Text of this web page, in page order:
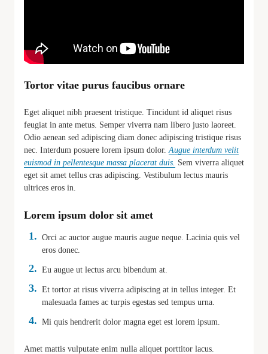
Tortor vitae purus faucibus ornare
Eget aliquet nibh praesent tristique. Tincidunt id aliquet risus
feugiat in ante metus. Semper viverra nam libero justo laoreet.
Odio aenean sed adipiscing diam donec adipiscing tristique risus
nec. Interdum posuere lorem ipsum dolor. Augue interdum velit
euismod in pellentesque massa placerat duis. Sem viverra aliquet
eget sit amet tellus cras adipiscing. Vestibulum lectus mauris
ultrices eros in.
Lorem ipsum dolor sit amet
Orci ac auctor augue mauris augue neque. Lacinia quis vel
eros donec.
Eu augue ut lectus arcu bibendum at.
Et tortor at risus viverra adipiscing at in tellus integer. Et
malesuada fames ac turpis egestas sed tempus urna.
Mi quis hendrerit dolor magna eget est lorem ipsum.
Amet mattis vulputate enim nulla aliquet porttitor lacus.